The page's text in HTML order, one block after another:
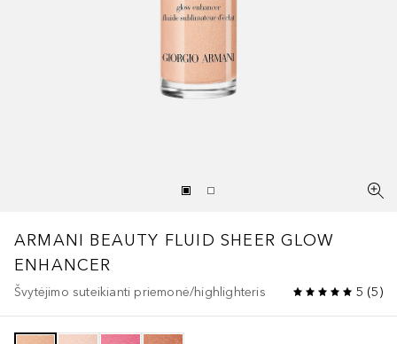
ARMANI BEAUTY FLUID SHEER GLOW
ENHANCER
Švytėjimo suteikianti priemonė/highlighteris 5 (5)